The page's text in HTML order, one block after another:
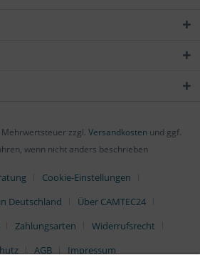
zzgl. Versandkosten und ggf.
wenn nicht anders beschrieben
Cookie-Einstellungen
Deutschland
Über CAMTEC24
Zahlungsarten
Widerrufsrecht
AGB Impressum